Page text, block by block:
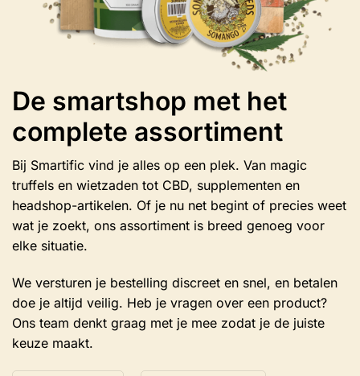
De smartshop met het
complete assortiment
Bij Smartific vind je alles op een plek. Van magic
truffels en wietzaden tot CBD, supplementen en
headshop-artikelen. Of je nu net begint of precies weet
wat je zoekt, ons assortiment is breed genoeg voor
elke situatie.
We versturen je bestelling discreet en snel, en betalen
doe je altijd veilig. Heb je vragen over een product?
Ons team denkt graag met je mee zodat je de juiste
keuze maakt.